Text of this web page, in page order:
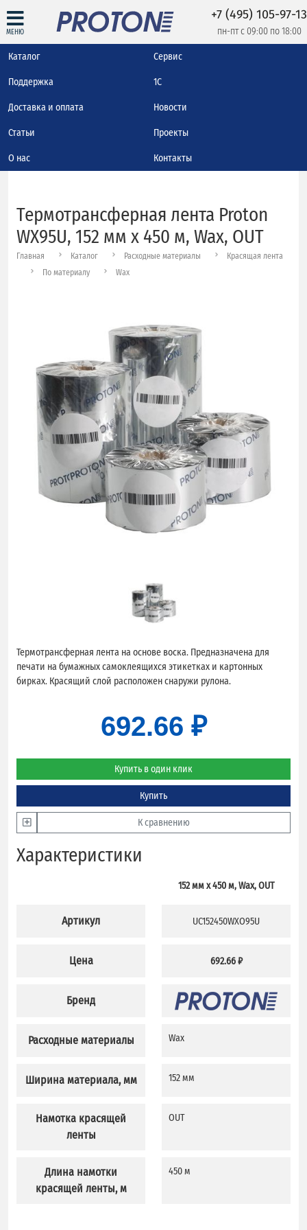
МЕНЮ
+7 (495) 105-97-13
пн-пт с 09:00 по 18:00
Каталог Сервис
Поддержка 1С
Доставка и оплата Новости
Статьи Проекты
О нас Контакты
Термотрансферная лента Proton
WX95U, 152 мм х 450 м, Wax, OUT
Главная Каталог Расходные материалы
Красящая лента
По материалу
Wax
Термотрансферная лента на основе воска. Предназначена для
печати на бумажных самоклеящихся этикетках и картонных
бирках. Красящий слой расположен снаружи рулона.
692.66 ₽
Купить в один клик
Купить
К сравнению
Характеристики
Артикул
Цена
Бренд
Расходные материалы
Ширина материала, мм
Намотка красящей
ленты
Длина намотки
красящей ленты, м
152 мм х 450 м, Wax, OUT
UC152450WXO95U
692.66 ₽
Wax
152 мм
OUT
450 м